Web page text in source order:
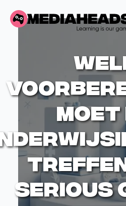
moet
serious